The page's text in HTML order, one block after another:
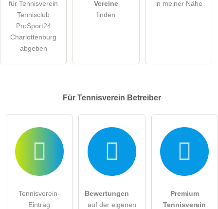
für Tennisverein
Tennisclub
ProSport24
Charlottenburg
abgeben
Vereine
finden
in meiner Nähe
Für Tennisverein Betreiber
Tennisverein-
Eintrag
Bewertungen
auf der eigenen
Premium
Tennisverein